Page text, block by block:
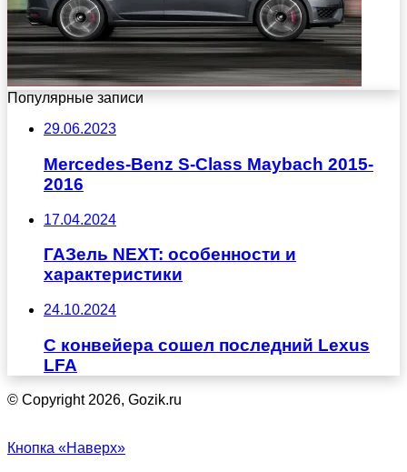
Популярные записи
29.06.2023
Mercedes-Benz S-Class Maybach 2015-
2016
17.04.2024
ГАЗель NEXT: особенности и
характеристики
24.10.2024
С конвейера сошел последний Lexus
LFA
© Copyright 2026, Gozik.ru
Кнопка «Наверх»